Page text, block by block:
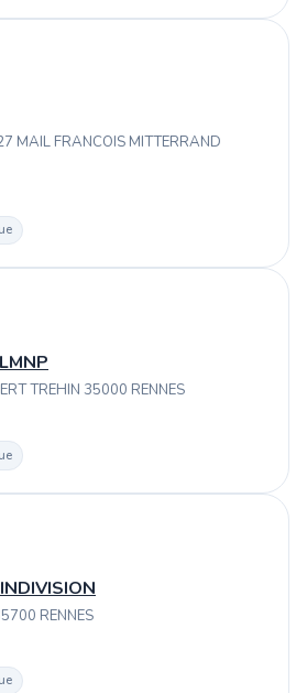
MAIL FRANCOIS MITTERRAND
TREHIN 35000 RENNES
RENNES